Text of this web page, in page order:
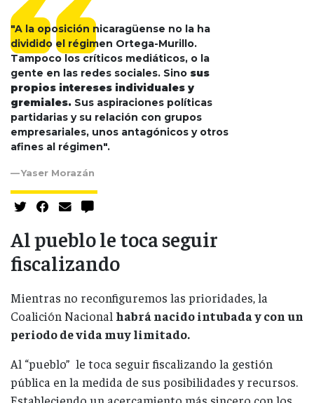
"A la oposición nicaragüense no la ha
dividido el régimen Ortega-Murillo.
Tampoco los críticos mediáticos, o la
gente en las redes sociales. Sino sus
propios intereses individuales y
gremiales. Sus aspiraciones políticas
partidarias y su relación con grupos
empresariales, unos antagónicos y otros
afines al régimen".
Yaser Morazán
Al pueblo le toca seguir
fiscalizando
Mientras no reconfiguremos las prioridades, la
Coalición Nacional habrá nacido intubada y con un
periodo de vida muy limitado.
Al “pueblo” le toca seguir fiscalizando la gestión
pública en la medida de sus posibilidades y recursos.